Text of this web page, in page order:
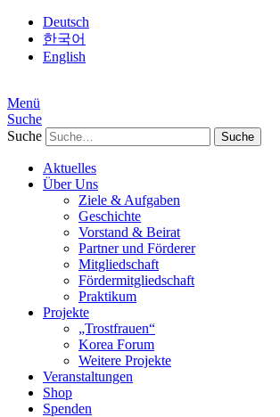
Deutsch
한국어
English
Menü
Suche
Suche
Aktuelles
Über Uns
Ziele & Aufgaben
Geschichte
Vorstand & Beirat
Partner und Förderer
Mitgliedschaft
Fördermitgliedschaft
Praktikum
Projekte
„Trostfrauen“
Korea Forum
Weitere Projekte
Veranstaltungen
Shop
Spenden